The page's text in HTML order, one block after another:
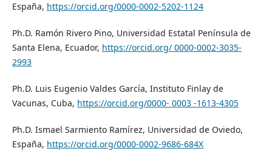
España, https://orcid.org/0000-0002-5202-1124
Ph.D. Ramón Rivero Pino, Universidad Estatal Península de
Santa Elena, Ecuador, https://orcid.org/ 0000-0002-3035-
2993
Ph.D. Luis Eugenio Valdes García, Instituto Finlay de
Vacunas, Cuba, https://orcid.org/0000- 0003 -1613-4305
Ph.D. Ismael Sarmiento Ramírez, Universidad de Oviedo,
España, https://orcid.org/0000-0002-9686-684X